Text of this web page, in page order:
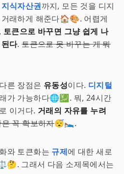
지식자산권까지, 모든 것을 디지
래하게 해준다🏠🎨. 어렵게
토큰으로 바꾸면 그냥 쉽게 나
다.토큰으로 못 바꾸는 게 뭐
른 장점은 유동성이다. 디지털
가 가능하다🌐💹. 뭐, 24시간
이거다. 거래의 자유를 누려
꼭 확보하자😴🛌.
와 토큰화는 규제에 대한 새로
그래서 다음 소제목에서는